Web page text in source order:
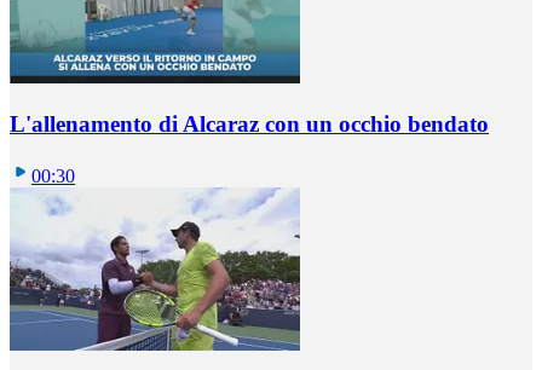
L'allenamento di Alcaraz con un occhio bendato
00:30